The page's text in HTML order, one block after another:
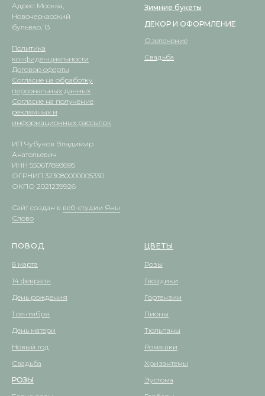
Адрес: Москва,
Новочеркасский
бульвар, 13
Политика
конфиденциальности
Договор оферты
Согласие на обработку
персональных данных
Согласие на получение
рекламных и
информационных рассылок
ИП Чубуков Владимир
Анатольевич
ИНН 550617893695
ОГРНИП 323080000005330
ОКПО 2021239926
Сайт создан в веб-студии Яны
Слово
Зимние букеты
ДЕКОР И ОФОРМЛЕНИЕ
Озеленение
Свадьба
ПОВОД
8 марта
14 февраля
День рождения
1 сентября
День матери
Новый год
Свадьба
РОЗЫ
ЦВЕТЫ
Розы
Гвоздики
Гортензии
Пионы
Тюльпаны
Ромашки
Хризантемы
Эустома